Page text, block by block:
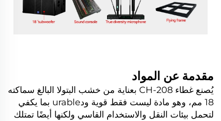
مقدمة عن المواد
يُصنع غطاء CH-208 بعناية من خشب البتولا البالغ سماكته
18 مم، وهو مادة ليست فقط قوية ودurable بما يكفي
لتحمل بيئات النقل والاستخدام القاسي ولكنها أيضًا تمتلك